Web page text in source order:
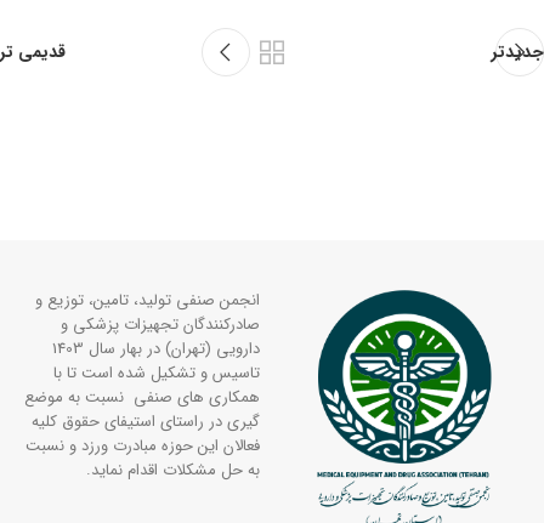
جدیدتر قدیمی تر
انجمن صنفی تولید، تامین، توزیع و
صادرکنندگان تجهیزات پزشکی و
دارویی (تهران) در بهار سال 1403
تاسیس و تشکیل شده است تا با
همکاری های صنفی نسبت به موضع
گیری در راستای استیفای حقوق کلیه
فعالان این حوزه مبادرت ورزد و نسبت
به حل مشکلات اقدام نماید.